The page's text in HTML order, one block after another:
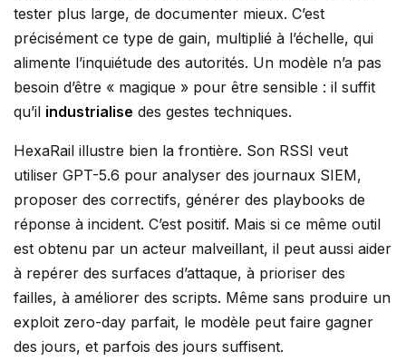
tester plus large, de documenter mieux. C’est
précisément ce type de gain, multiplié à l’échelle, qui
alimente l’inquiétude des autorités. Un modèle n’a pas
besoin d’être « magique » pour être sensible : il suffit
qu’il industrialise des gestes techniques.
HexaRail illustre bien la frontière. Son RSSI veut
utiliser GPT-5.6 pour analyser des journaux SIEM,
proposer des correctifs, générer des playbooks de
réponse à incident. C’est positif. Mais si ce même outil
est obtenu par un acteur malveillant, il peut aussi aider
à repérer des surfaces d’attaque, à prioriser des
failles, à améliorer des scripts. Même sans produire un
exploit zero-day parfait, le modèle peut faire gagner
des jours, et parfois des jours suffisent.